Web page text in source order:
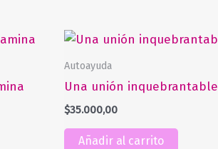
Autoayuda
Una unión inquebrantable
$35.000,00
Añadir al carrito